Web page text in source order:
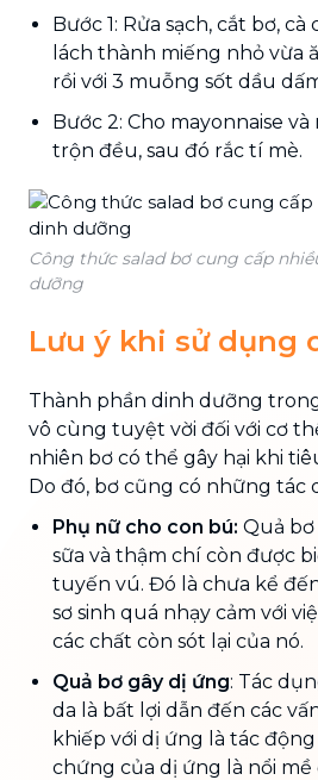
Bước 1: Rửa sạch, cắt bơ, cà
lách thành miếng nhỏ vừa
rồi với 3 muỗng sốt dầu
Bước 2: Cho mayonnaise
trộn đều, sau đó rắc tí mè.
Công thức salad bơ cung cấp
dưỡng
Lưu ý khi sử dụng
Thành phần dinh dưỡng
vô cùng tuyệt vời đối với cơ
nhiên bơ có thể gây hại khi
Do đó, bơ cũng có những tác
Phụ nữ cho con bú: Quả bơ
sữa và thậm chí còn được
tuyến vú. Đó là chưa kể
sơ sinh quá nhạy cảm với
các chất còn sót lại của nó.
Quả bơ gây dị ứng: Tác
da là bất lợi dẫn đến các
khiếp với dị ứng là tác
chứng của dị ứng là nổi mề